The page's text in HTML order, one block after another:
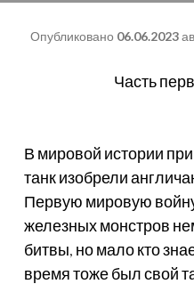
Опубликовано 06.06.2023
Часть
В мировой истории
танк изобрели
Первую мировую
железных монстров
битвы, но мало кто
время тоже был свой